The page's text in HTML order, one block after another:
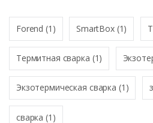
Forend (1) SmartBox(1)
Термитная сварка (1)
Экзотермическая сварка (1)
сварка (1)